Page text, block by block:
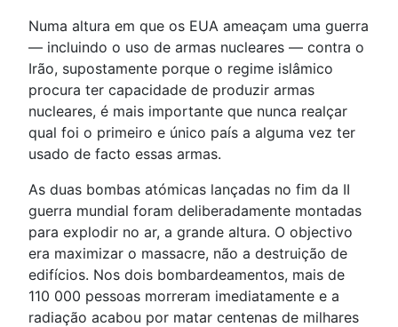
Numa altura em que os EUA ameaçam uma guerra
— incluindo o uso de armas nucleares — contra o
Irão, supostamente porque o regime islâmico
procura ter capacidade de produzir armas
nucleares, é mais importante que nunca realçar
qual foi o primeiro e único país a alguma vez ter
usado de facto essas armas.
As duas bombas atómicas lançadas no fim da II
guerra mundial foram deliberadamente montadas
para explodir no ar, a grande altura. O objectivo
era maximizar o massacre, não a destruição de
edifícios. Nos dois bombardeamentos, mais de
110 000 pessoas morreram imediatamente e a
radiação acabou por matar centenas de milhares